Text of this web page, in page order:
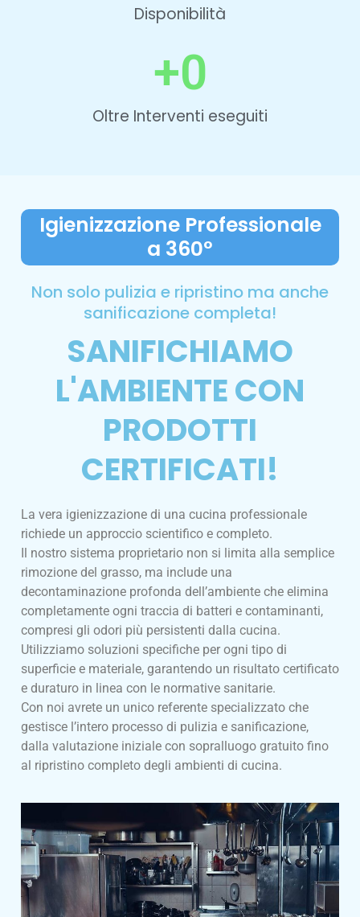
Disponibilità
Oltre Interventi eseguiti
+0
Igienizzazione Professionale
a 360°
Non solo pulizia e ripristino ma anche
sanificazione completa!
SANIFICHIAMO
L'AMBIENTE CON
PRODOTTI
CERTIFICATI!
La vera igienizzazione di una cucina professionale
richiede un approccio scientifico e completo.
Il nostro sistema proprietario non si limita alla semplice
rimozione del grasso, ma include una
decontaminazione profonda dell’ambiente che elimina
completamente ogni traccia di batteri e contaminanti,
compresi gli odori più persistenti dalla cucina.
Utilizziamo soluzioni specifiche per ogni tipo di
superficie e materiale, garantendo un risultato certificato
e duraturo in linea con le normative sanitarie.
Con noi avrete un unico referente specializzato che
gestisce l’intero processo di pulizia e sanificazione,
dalla valutazione iniziale con sopralluogo gratuito fino
al ripristino completo degli ambienti di cucina.